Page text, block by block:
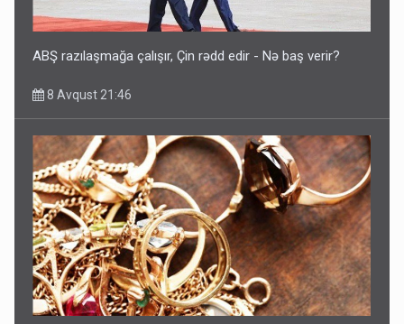
ABŞ razılaşmağa çalışır, Çin rədd edir - Nə baş verir?
8 Avqust 21:46